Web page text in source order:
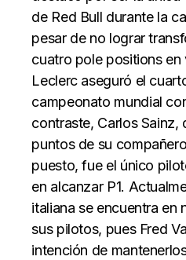
de Red Bull durante la
pesar de no lograr
cuatro pole positions en
Leclerc aseguró el
campeonato mundial
contraste, Carlos Sainz,
puntos de su
puesto, fue el único
en alcanzar P1.
italiana se encuentra en
sus pilotos, pues Fred
intención de